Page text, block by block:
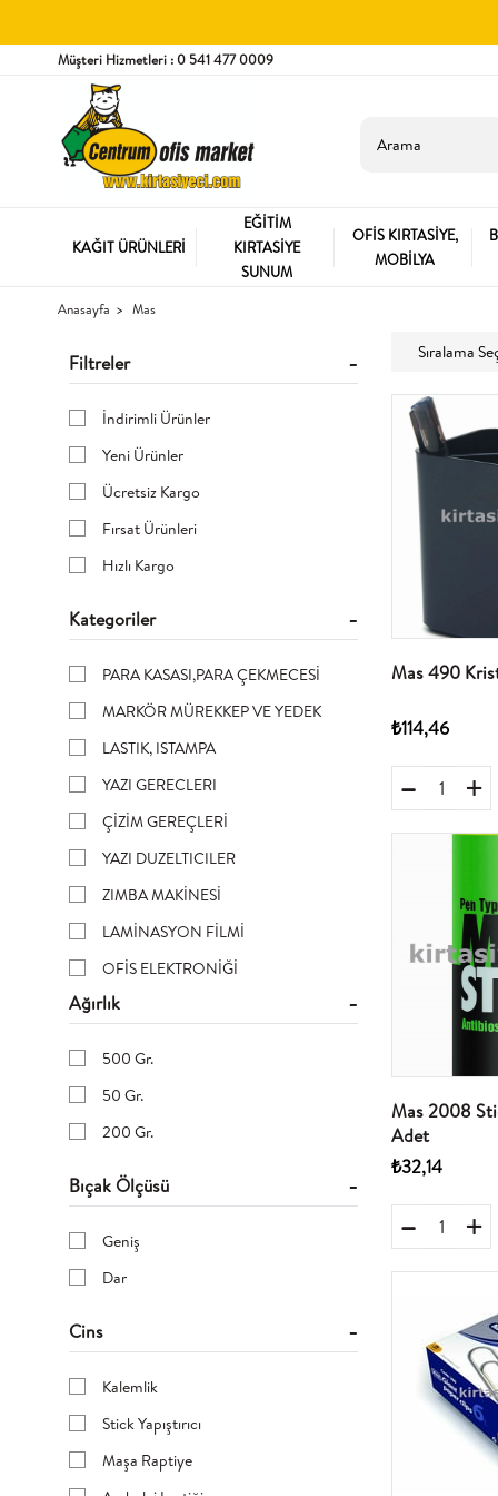
Müşteri Hizmetleri : 0 541 477 0009
KAĞIT ÜRÜNLERİ
EĞİTİM
KIRTASİYE
SUNUM
OFİS KIRTASİYE,
MOBİLYA
Anasayfa Mas
Filtreler
İndirimli Ürünler
Yeni Ürünler
Ücretsiz Kargo
Fırsat Ürünleri
Hızlı Kargo
Kategoriler
PARA KASASI,PARA ÇEKMECESİ
MARKÖR MÜREKKEP VE YEDEK
LASTIK, ISTAMPA
YAZI GERECLERI
ÇİZİM GEREÇLERİ
YAZI DUZELTICILER
ZIMBA MAKİNESİ
LAMİNASYON FİLMİ
OFİS ELEKTRONİĞİ
TUKENMEZ KALEMLER
MASA ÜSTÜ GEREÇLER
OFİS KIRTASİYE,MOBİLYA
Ağırlık
500 Gr.
50 Gr.
200 Gr.
Bıçak Ölçüsü
Geniş
Dar
Cins
Kalemlik
Stick Yapıştırıcı
Maşa Raptiye
Mas 490
₺114,46
Mas 2008
Adet
₺32,14